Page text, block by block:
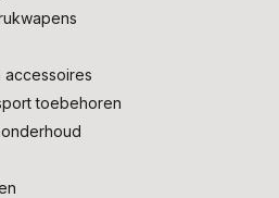
accessoires
toebehoren